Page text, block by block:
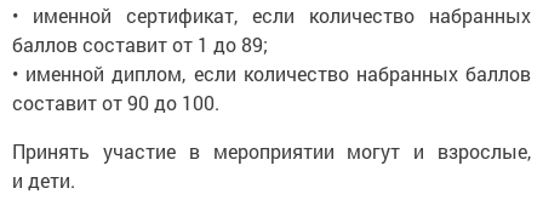
• именной сертификат, если количество набранных
баллов составит от 1 до 89;
• именной диплом, если количество набранных баллов
составит от 90 до 100.
Принять участие в мероприятии могут и взрослые,
и дети.